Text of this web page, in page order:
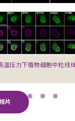
温压力下植物细胞中粒线